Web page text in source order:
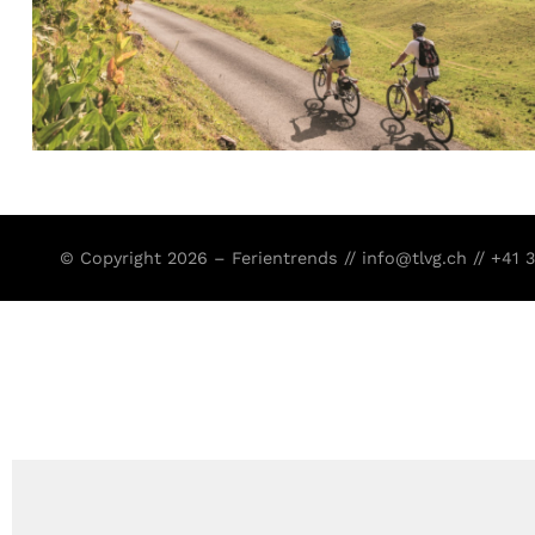
© Copyright 2026 – Ferientrends // info@tlvg.ch // +41